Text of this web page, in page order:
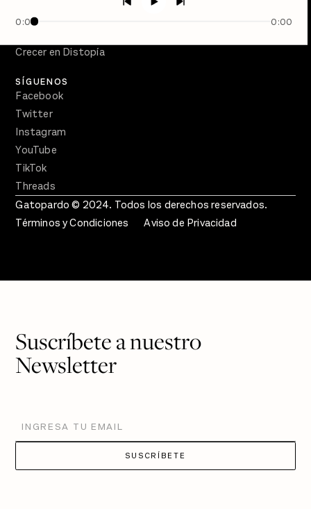
0:00 0:00
Semanario Gatopardo
Crecer en Distopía
SÍGUENOS
Facebook
Twitter
Instagram
YouTube
TikTok
Threads
Gatopardo © 2024. Todos los derechos reservados.
Términos y Condiciones
Aviso de Privacidad
Suscríbete a nuestro
Newsletter